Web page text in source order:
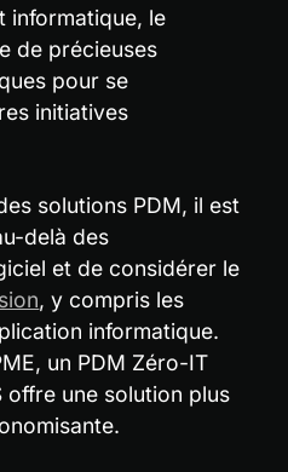
informatique, le
de précieuses
pour se
initiatives
solutions PDM, il est
delà des
, y compris les
informatique.
un PDM Zéro-IT
offre une solution plus